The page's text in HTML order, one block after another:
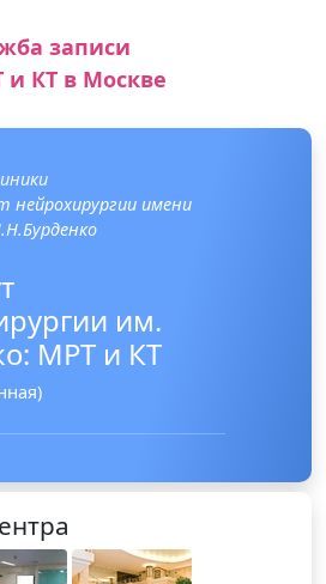
записи
и КТ в Москве
имени
им.
МРТ и КТ